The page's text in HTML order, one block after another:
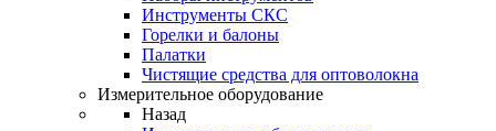
Инструменты СКС
Горелки и балоны
Палатки
Чистящие средства для оптоволокна
Измерительное оборудование
Назад